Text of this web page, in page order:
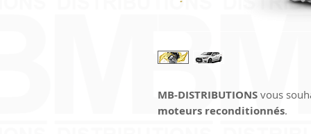
MB-DISTRIBUTIONS vous
moteurs reconditionnés.